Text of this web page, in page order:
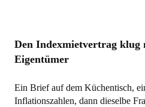
Den Indexmietvertrag
Eigentümer
Ein Brief auf dem Küchentisch,
Inflationszahlen, dann dieselbe